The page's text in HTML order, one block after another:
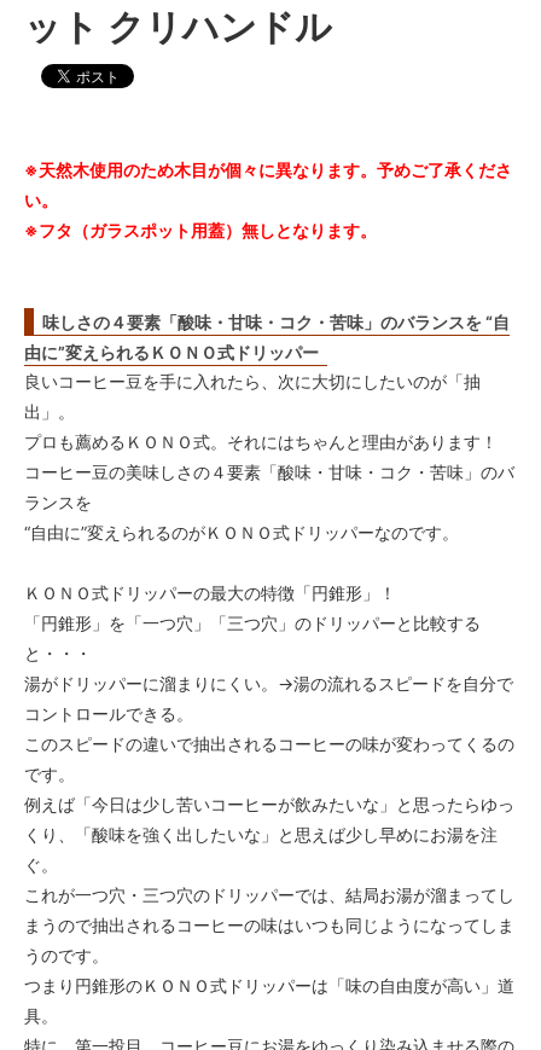
ット クリハンドル
※天然木使用のため木目が個々に異なります。予めご了承くださ
い。
※フタ（ガラスポット用蓋）無しとなります。
味しさの４要素「酸味・甘味・コク・苦味」のバランスを “自
由に”変えられるＫＯＮＯ式ドリッパー
良いコーヒー豆を手に入れたら、次に大切にしたいのが「抽
出」。
プロも薦めるＫＯＮＯ式。それにはちゃんと理由があります！
コーヒー豆の美味しさの４要素「酸味・甘味・コク・苦味」のバ
ランスを
“自由に”変えられるのがＫＯＮＯ式ドリッパーなのです。
ＫＯＮＯ式ドリッパーの最大の特徴「円錐形」！
「円錐形」を「一つ穴」「三つ穴」のドリッパーと比較する
と・・・
湯がドリッパーに溜まりにくい。→湯の流れるスピードを自分で
コントロールできる。
このスピードの違いで抽出されるコーヒーの味が変わってくるの
です。
例えば「今日は少し苦いコーヒーが飲みたいな」と思ったらゆっ
くり、「酸味を強く出したいな」と思えば少し早めにお湯を注
ぐ。
これが一つ穴・三つ穴のドリッパーでは、結局お湯が溜まってし
まうので抽出されるコーヒーの味はいつも同じようになってしま
うのです。
つまり円錐形のＫＯＮＯ式ドリッパーは「味の自由度が高い」道
具。